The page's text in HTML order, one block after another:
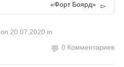
«Форт Боярд»
on 20.07.2020 in
0 Комментариев